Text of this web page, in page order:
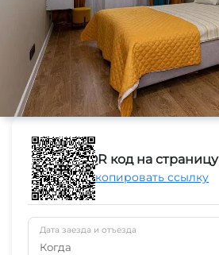
QR код на страницу
Скопировать ссылку
Дата заезда и отъезда
Когда